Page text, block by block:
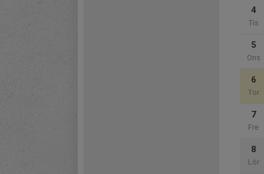
4
Tis
5
Ons
6
Tor
7
Fre
8
Lör